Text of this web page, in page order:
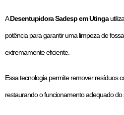
ADesentupidora Sadesp em Utinga
potência para garantir uma limpeza de
extremamente eficiente.
Essa tecnologia permite remover resíduos
restaurando o funcionamento adequado do